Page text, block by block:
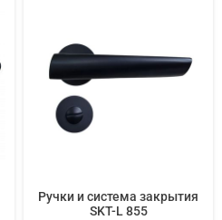
Ручки и система закрытия
SKT-L 855